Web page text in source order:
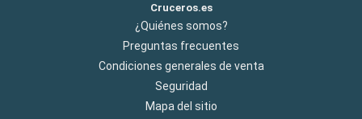
Cruceros.es
¿Quiénes somos?
Preguntas frecuentes
Condiciones generales de venta
Seguridad
Mapa del sitio